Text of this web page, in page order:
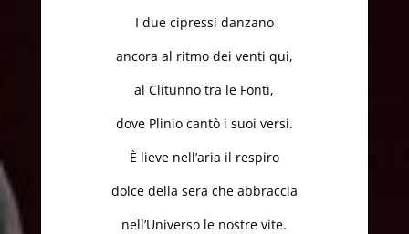
I due cipressi danzano
ancora al ritmo dei venti qui,
al Clitunno tra le Fonti,
dove Plinio cantò i suoi versi.
È lieve nell’aria il respiro
dolce della sera che abbraccia
nell’Universo le nostre vite.